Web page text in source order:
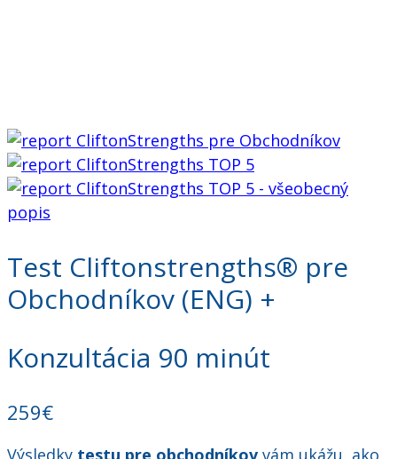
Test Cliftonstrengths® pre
Obchodníkov (ENG) +
Konzultácia 90 minút
259€
Výsledky testu pre obchodníkov vám ukážu, ako